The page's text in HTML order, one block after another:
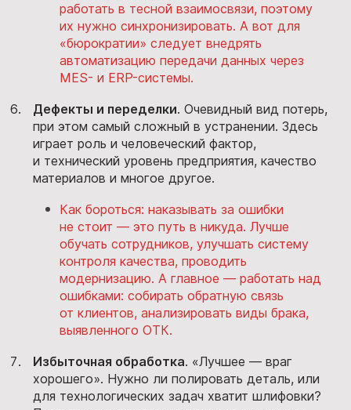
работать в тесной взаимосвязи, поэтому
их нужно синхронизировать. А вот для
«бюрократии» следует внедрять
автоматизацию передачи данных через
MES- и ERP-системы.
Дефекты и переделки. Очевидный вид потерь,
при этом самый сложный в устранении. Здесь
играет роль и человеческий фактор,
и технический уровень предприятия, качество
материалов и многое другое.
Как бороться: наказывать за ошибки
не стоит — это путь в никуда. Лучше
обучать сотрудников, улучшать систему
контроля качества, проводить
модернизацию. А главное — работать над
ошибками: собирать обратную связь
от клиентов, анализировать виды брака,
выявленного ОТК.
Избыточная обработка. «Лучшее — враг
хорошего». Нужно ли полировать деталь, или
для технологических задач хватит шлифовки?